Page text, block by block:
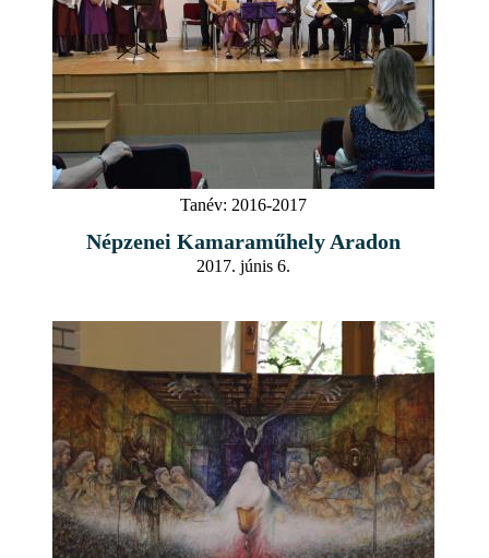
Tanév: 2016-2017
Népzenei Kamaraműhely Aradon
2017. júnis 6.